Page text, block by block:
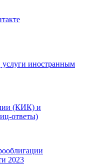
иностранным
(КИК) и
ответы)
2023